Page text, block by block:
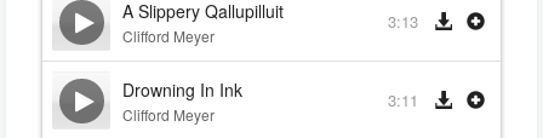
A Slippery Qallupilluit
Clifford Meyer
3:13
Drowning In Ink
Clifford Meyer
3:11